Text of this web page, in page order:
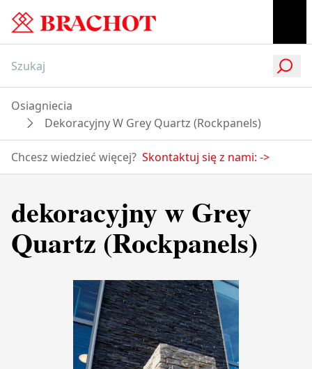
Osiagniecia
Dekoracyjny W Grey Quartz (Rockpanels)
Chcesz wiedzieć więcej? Skontaktuj się z nami: ->
dekoracyjny w Grey
Quartz (Rockpanels)